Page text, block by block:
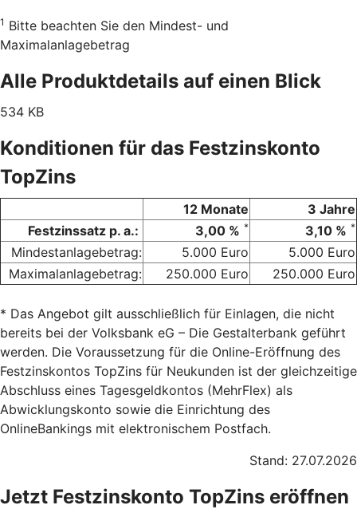
1 Bitte beachten Sie den Mindest- und
Maximalanlagebetrag
Alle Produktdetails auf einen Blick
534 KB
Konditionen für das Festzinskonto
TopZins
12 Monate
3 Jahre
Festzinssatz p. a.:
3,00 % * 3,10 % *
Mindestanlagebetrag: 5.000 Euro
5.000 Euro
Maximalanlagebetrag:
250.000 Euro 250.000 Euro
* Das Angebot gilt ausschließlich für Einlagen, die nicht
bereits bei der Volksbank eG – Die Gestalterbank geführt
werden. Die Voraussetzung für die Online-Eröffnung des
Festzinskontos TopZins für Neukunden ist der gleichzeitige
Abschluss eines Tagesgeldkontos (MehrFlex) als
Abwicklungskonto sowie die Einrichtung des
OnlineBankings mit elektronischem Postfach.
Stand: 27.07.2026
Jetzt Festzinskonto TopZins eröffnen